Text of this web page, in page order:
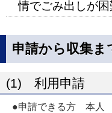
情でごみ出しが
申請から収集ま
(1) 利用申請
●申請できる方 本人